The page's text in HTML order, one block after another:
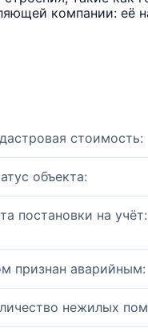
компании: её
стоимость:
объекта:
постановки на учёт:
признан аварийным:
нежилых